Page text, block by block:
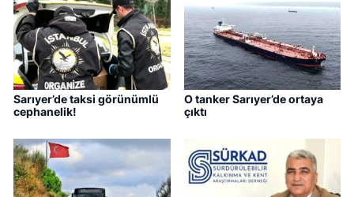
Sarıyer’de taksi görünümlü
cephanelik!
O tanker Sarıyer’de ortaya
çıktı